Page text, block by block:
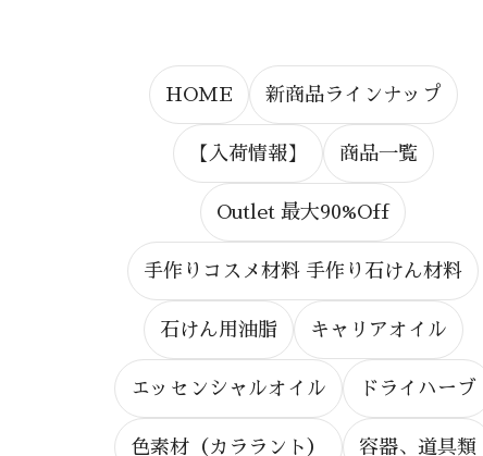
HOME 新商品ラインナップ
【入荷情報】 商品一覧
Outlet 最大90%Off
手作りコスメ材料 手作り石けん材料
石けん用油脂 キャリアオイル
エッセンシャルオイル ドライハーブ
色素材（カララント） 容器、道具類